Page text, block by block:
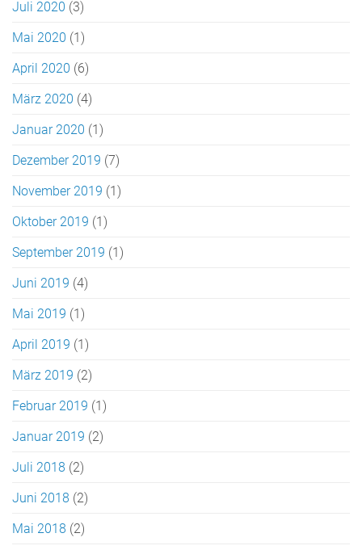
Juli 2020 (3)
Mai 2020 (1)
April 2020 (6)
März 2020 (4)
Januar 2020 (1)
Dezember 2019 (7)
November 2019 (1)
Oktober 2019 (1)
September 2019 (1)
Juni 2019 (4)
Mai 2019 (1)
April 2019 (1)
März 2019 (2)
Februar 2019 (1)
Januar 2019 (2)
Juli 2018 (2)
Juni 2018 (2)
Mai 2018 (2)